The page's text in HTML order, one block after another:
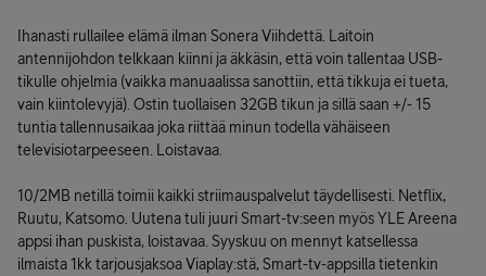
Ihanasti rullailee elämä ilman Sonera Viihdettä. Laitoin
antennijohdon telkkaan kiinni ja äkkäsin, että voin tallentaa USB-
tikulle ohjelmia (vaikka manuaalissa sanottiin, että tikkuja ei tueta,
vain kiintolevyjä). Ostin tuollaisen 32GB tikun ja sillä saan +/- 15
tuntia tallennusaikaa joka riittää minun todella vähäiseen
televisiotarpeeseen. Loistavaa.
10/2MB netillä toimii kaikki striimauspalvelut täydellisesti. Netflix,
Ruutu, Katsomo. Uutena tuli juuri Smart-tv:seen myös YLE Areena
appsi ihan puskista, loistavaa. Syyskuu on mennyt katsellessa
ilmaista 1kk tarjousjaksoa Viaplay:stä, Smart-tv-appsilla tietenkin